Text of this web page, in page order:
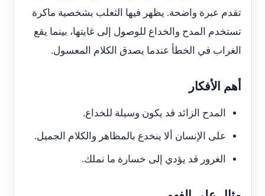
تقدم عبرة واضحة. يظهر فيها الثعلب بشخصية ماكرة
تستخدم المدح والخداع للوصول إلى غايتها، بينما يقع
الغراب في الخطأ عندما يصدق الكلام المعسول.
أهم الأفكار
المدح الزائد قد يكون وسيلة للخداع.
على الإنسان ألا ينخدع بالمظاهر والكلام الجميل.
الغرور قد يؤدي إلى خسارة ما نملك.